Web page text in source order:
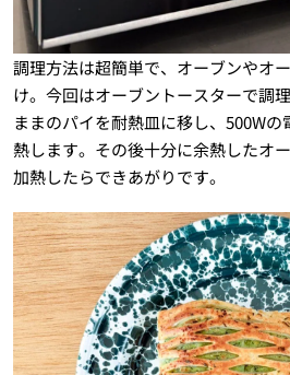
調理方法は超簡単で、オーブンやオ
け。今回はオーブントースターで調
ままのパイを耐熱皿に移し、500W
熱します。その後十分に余熱したオ
加熱したらできあがりです。